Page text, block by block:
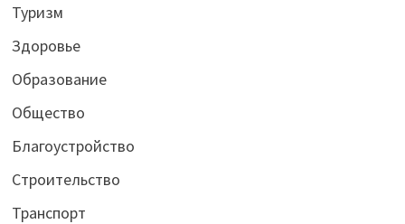
Туризм
Здоровье
Образование
Общество
Благоустройство
Строительство
Транспорт